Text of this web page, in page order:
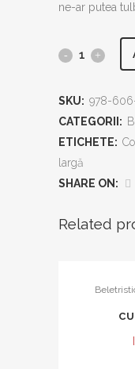
ne-ar putea
Prin
Însemnări
din
îndepărtat
SKU: 978-
CATEGORII:
ETICHETE:
largă
SHARE ON:
Related